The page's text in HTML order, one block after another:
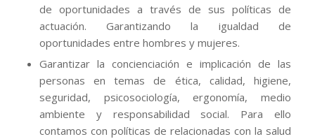
de oportunidades a través de sus políticas de
actuación. Garantizando la igualdad de
oportunidades entre hombres y mujeres.
Garantizar la concienciación e implicación de las
personas en temas de ética, calidad, higiene,
seguridad, psicosociología, ergonomía, medio
ambiente y responsabilidad social. Para ello
contamos con políticas de relacionadas con la salud